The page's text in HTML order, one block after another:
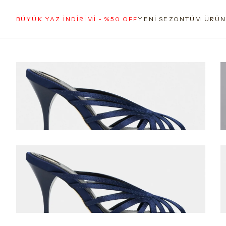
BÜYÜK YAZ İNDİRİMİ - %50 OFF YENİ SEZONTÜM